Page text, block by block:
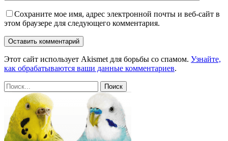
Сохраните мое имя, адрес электронной почты и веб-сайт в
этом браузере для следующего комментария.
Этот сайт использует Akismet для борьбы со спамом. Узнайте,
как обрабатываются ваши данные комментариев.